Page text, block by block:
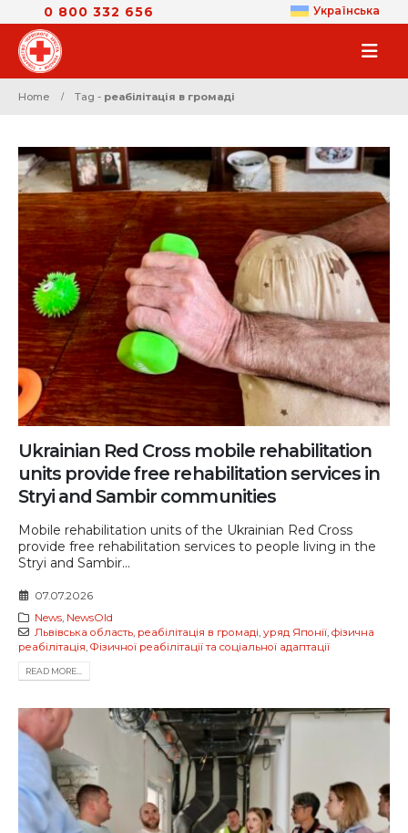
0 800 332 656 Українська
Home Tag - реабілітація в громаді
Ukrainian Red Cross mobile rehabilitation
units provide free rehabilitation services in
Stryi and Sambir communities
Mobile rehabilitation units of the Ukrainian Red Cross
provide free rehabilitation services to people living in the
Stryi and Sambir...
07.07.2026
News, NewsOld
Львівська область, реабілітація в громаді уряд Японії, фізична
реабілітація Фізичної реабілітації та соціальної адаптації
READ MORE...